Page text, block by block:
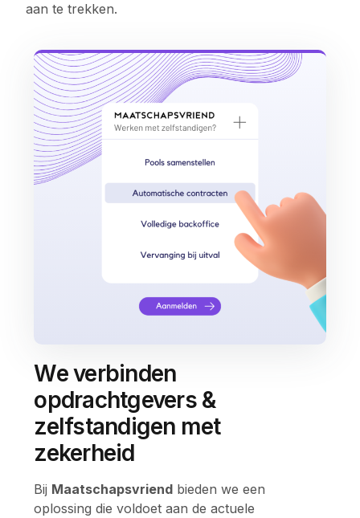
aan te trekken.
We verbinden
opdrachtgevers &
zelfstandigen met
zekerheid
Bij Maatschapsvriend bieden we een
oplossing die voldoet aan de actuele